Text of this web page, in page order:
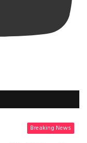
Breaking News